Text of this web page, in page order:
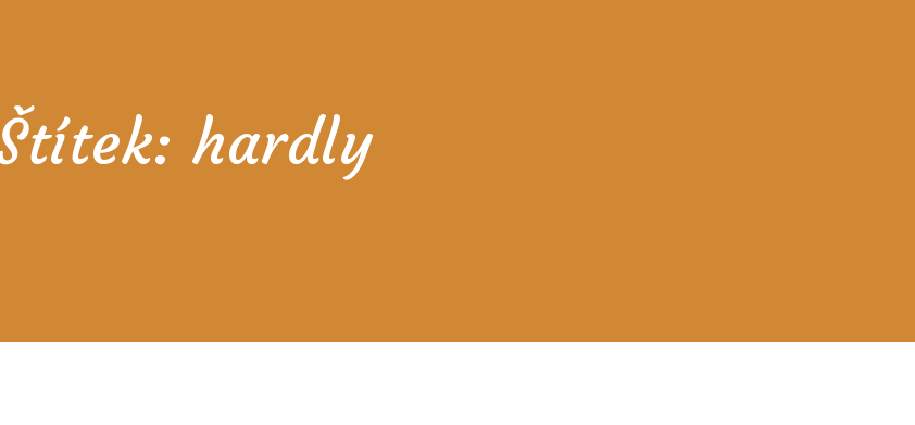
hardly